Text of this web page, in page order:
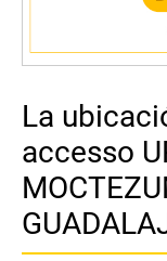
La
accesso